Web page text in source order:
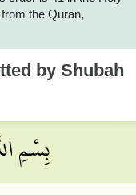
the Quran,
by Shubah
بِسْمِ